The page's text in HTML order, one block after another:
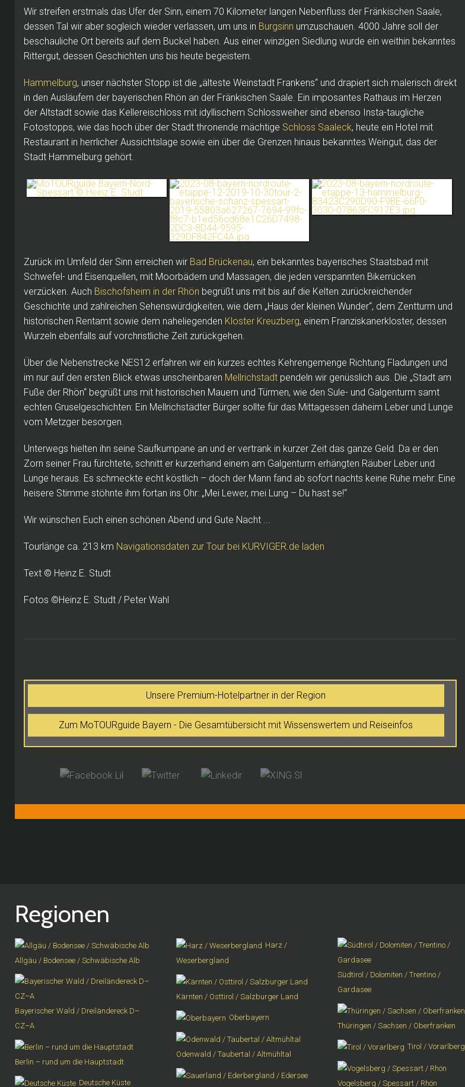
Wir streifen erstmals das Ufer der Sinn, einem 70 Kilometer langen Nebenfluss der Fränkischen Saale,
dessen Tal wir aber sogleich wieder verlassen, um uns in Burgsinn umzuschauen. 4000 Jahre soll der
beschauliche Ort bereits auf dem Buckel haben. Aus einer winzigen Siedlung wurde ein weithin bekanntes
Rittergut, dessen Geschichten uns bis heute begeistern.
Hammelburg, unser nächster Stopp ist die „älteste Weinstadt Frankens“ und drapiert sich malerisch direkt
in den Ausläufern der bayerischen Rhön an der Fränkischen Saale. Ein imposantes Rathaus im Herzen
der Altstadt sowie das Kellereischloss mit idyllischem Schlossweiher sind ebenso Insta-taugliche
Fotostopps, wie das hoch über der Stadt thronende mächtige Schloss Saaleck, heute ein Hotel mit
Restaurant in herrlicher Aussichtslage sowie ein über die Grenzen hinaus bekanntes Weingut, das der
Stadt Hammelburg gehört.
Zurück im Umfeld der Sinn erreichen wir Bad Brückenau, ein bekanntes bayerisches Staatsbad mit
Schwefel- und Eisenquellen, mit Moorbädern und Massagen, die jeden verspannten Bikerrücken
verzücken. Auch Bischofsheim in der Rhön begrüßt uns mit bis auf die Kelten zurückreichender
Geschichte und zahlreichen Sehenswürdigkeiten, wie dem „Haus der kleinen Wunder“, dem Zentturm und
historischen Rentamt sowie dem naheliegenden Kloster Kreuzberg, einem Franziskanerkloster, dessen
Wurzeln ebenfalls auf vorchristliche Zeit zurückgehen.
Über die Nebenstrecke NES12 erfahren wir ein kurzes echtes Kehrengemenge Richtung Fladungen und
im nur auf den ersten Blick etwas unscheinbaren Mellrichstadt pendeln wir genüsslich aus. Die „Stadt am
Fuße der Rhön“ begrüßt uns mit historischen Mauern und Türmen, wie den Sule- und Galgenturm samt
echten Gruselgeschichten: Ein Mellrichstädter Bürger sollte für das Mittagessen daheim Leber und Lunge
vom Metzger besorgen.
Unterwegs hielten ihn seine Saufkumpane an und er vertrank in kurzer Zeit das ganze Geld. Da er den
Zorn seiner Frau fürchtete, schnitt er kurzerhand einem am Galgenturm erhängten Räuber Leber und
Lunge heraus. Es schmeckte echt köstlich – doch der Mann fand ab sofort nachts keine Ruhe mehr: Eine
heisere Stimme stöhnte ihm fortan ins Ohr: „Mei Lewer, mei Lung – Du hast se!“
Wir wünschen Euch einen schönen Abend und Gute Nacht ...
Tourlänge ca. 213 km Navigationsdaten zur Tour bei KURVIGER.de laden
Text © Heinz E. Studt
Fotos ©Heinz E. Studt / Peter Wahl
Unsere Premium-Hotelpartner in der Region
Zum MoTOURguide Bayern - Die Gesamtübersicht mit Wissenswertem und Reiseinfos
Regionen
Allgäu / Bodensee / Schwäbische Alb
Bayerischer Wald / Dreiländereck D–
CZ–A
Berlin – rund um die Hauptstadt
Deutsche Küste
Harz /
Weserbergland
Kärnten / Osttirol / Salzburger Land
Oberbayern
Odenwald / Taubertal / Altmühltal
Südtirol / Dolomiten / Trentino /
Gardasee
Thüringen / Sachsen / Oberfranken
Tirol / Vorarlberg
Vogelsberg / Spessart / Rhön